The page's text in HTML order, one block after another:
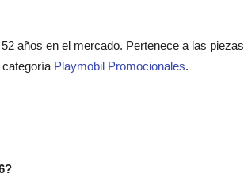
años en el mercado. Pertenece a las piezas
Playmobil Promocionales.